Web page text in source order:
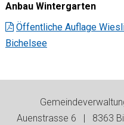
Anbau Wintergarten
Öffentliche Auflage
Bichelsee
Auenstrasse 6 | 8363